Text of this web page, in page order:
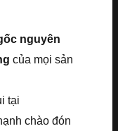
nguyên
của mọi sản
tại
chào đón